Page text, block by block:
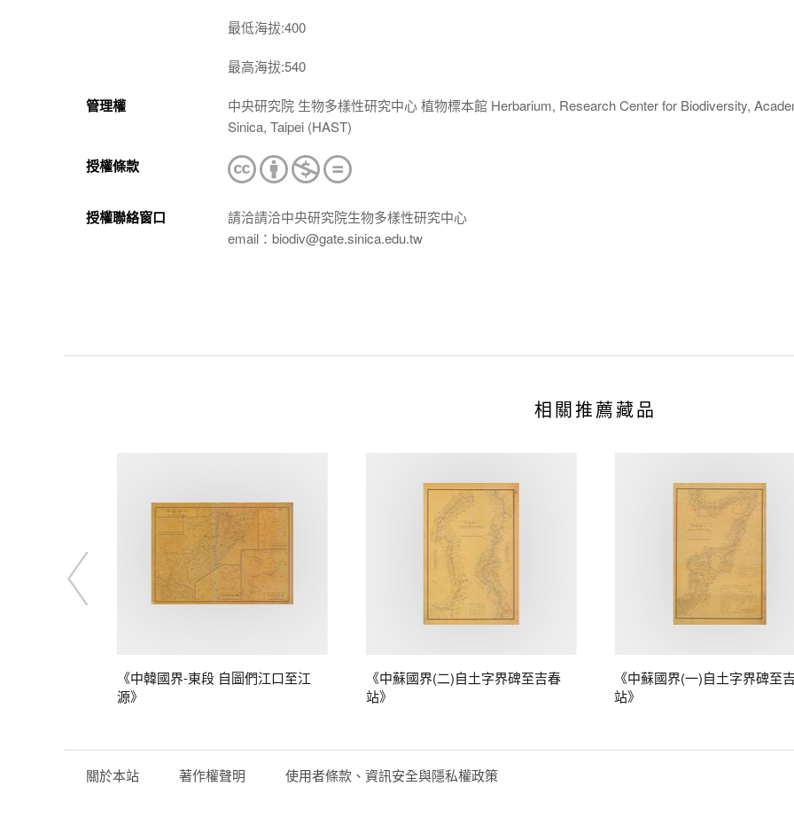
最低海拔:400
最高海拔:540
管理權
中央研究院 生物多樣性研究中心 植物標本館 Herbarium, Research Center for Biodiversity,
Sinica, Taipei (HAST)
授權條款
授權聯絡窗口
請洽請洽中央研究院生物多樣性研究中心
email：biodiv@gate.sinica.edu.tw
相關推薦藏品
《中韓國界-東段 自圖們江口至江
源》
《中蘇國界(二)自土字界碑至吉春
站》
《中蘇國界(一)自土字界碑至
站》
關於本站 著作權聲明 使用者條款、資訊安全與隱私權政策